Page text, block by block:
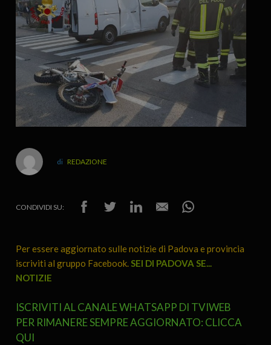
REDAZIONE
CONDIVIDI SU:
Per essere aggiornato sulle notizie di Padova e provincia
iscriviti al gruppo Facebook.SEI DI PADOVA SE...
NOTIZIE
ISCRIVITI AL CANALE WHATSAPP DI TVIWEB
PER RIMANERE SEMPRE AGGIORNATO: CLICCA
QUI